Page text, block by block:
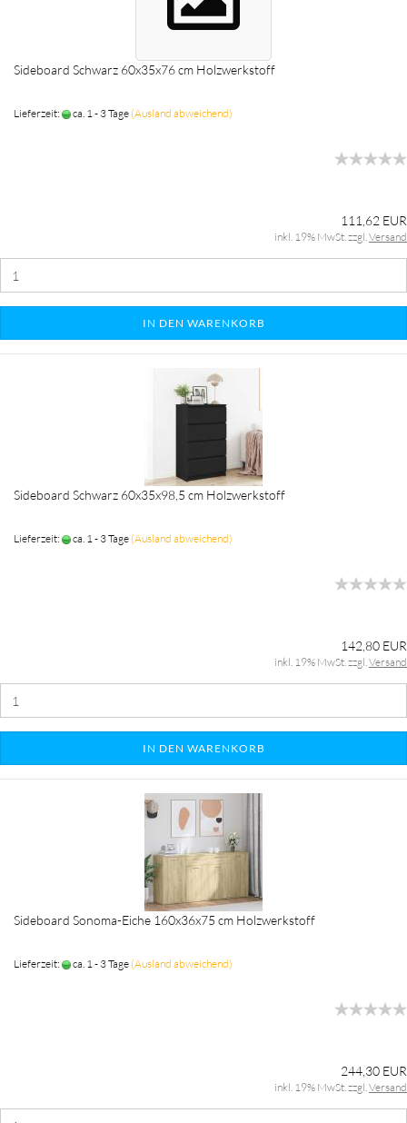
Sideboard Schwarz 60x35x76 cm Holzwerkstoff
Lieferzeit: ca. 1 - 3 Tage (Ausland abweichend)
111,62 EUR
inkl. 19% MwSt. zzgl.Versand
IN DEN WARENKORB
Sideboard Schwarz 60x35x98,5 cm Holzwerkstoff
Lieferzeit: ca. 1 - 3 Tage (Ausland abweichend)
142,80 EUR
inkl. 19% MwSt. zzgl.Versand
IN DEN WARENKORB
Sideboard Sonoma-Eiche 160x36x75 cm Holzwerkstoff
Lieferzeit: ca. 1 - 3 Tage (Ausland abweichend)
244,30 EUR
inkl. 19% MwSt. zzgl.Versand